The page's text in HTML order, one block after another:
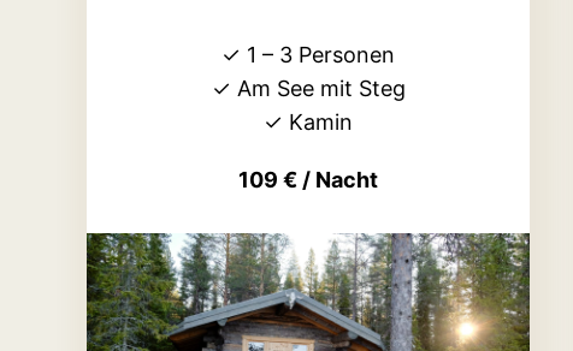
✓ 1 – 3 Personen
✓ Am See mit Steg
✓ Kamin
109 € / Nacht